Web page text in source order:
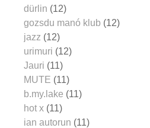
dürlin (12)
gozsdu manó klub (12)
jazz (12)
urimuri (12)
Jauri (11)
MUTE (11)
b.my.lake (11)
hot x (11)
ian autorun (11)